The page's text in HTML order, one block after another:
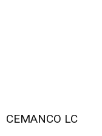
CEMANCO LC